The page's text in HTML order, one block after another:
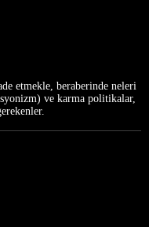
etmekle, beraberinde neleri
ve karma politikalar,